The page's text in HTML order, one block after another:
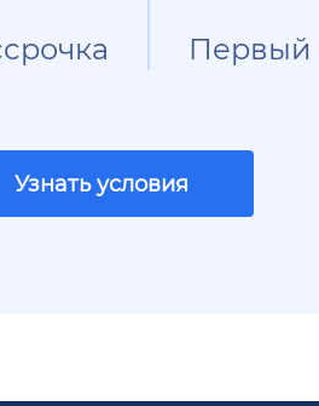
Первый
Узнать условия